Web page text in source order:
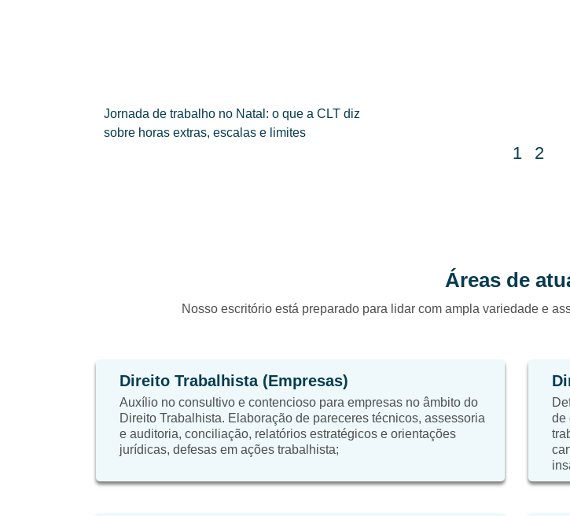
Jornada de trabalho no Natal: o que a CLT diz
sobre horas extras, escalas e limites
1 2
Áreas de
Nosso escritório está preparado para lidar com ampla variedade e
Direito Trabalhista (Empresas)
Auxílio no consultivo e contencioso para empresas no âmbito do
Direito Trabalhista. Elaboração de pareceres técnicos, assessoria
e auditoria, conciliação, relatórios estratégicos e orientações
jurídicas, defesas em ações trabalhista;
de